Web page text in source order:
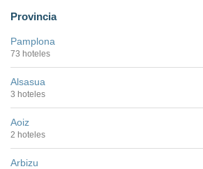
Provincia
Pamplona
73 hoteles
Alsasua
3 hoteles
Aoiz
2 hoteles
Arbizu